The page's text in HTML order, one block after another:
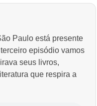
Paulo está presente
episódio vamos
seus livros,
que respira a